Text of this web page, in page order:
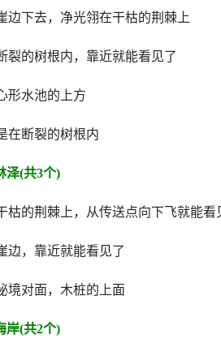
边下去，净光翎在干枯的荆棘上
裂的树根内，靠近就能看见了
形水池的上方
在断裂的树根内
泽(共3个)
枯的荆棘上，从传送点向下飞就能看
边，靠近就能看见了
境对面，木桩的上面
岸(共2个)